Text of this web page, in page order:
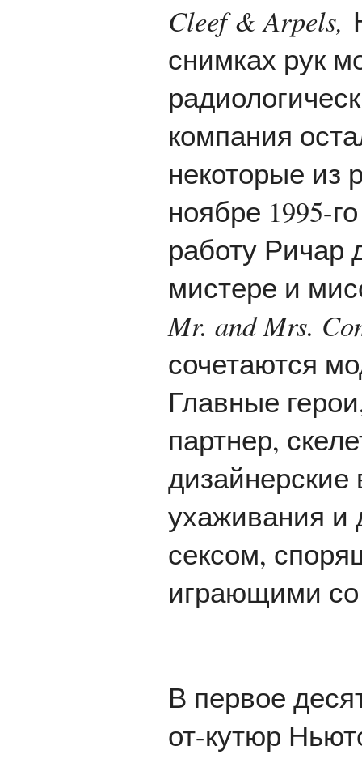
Cleef & Arpels,
снимках рук
компания
некоторые из
ноябре 1995-
работу Ричар
мистере и
Mr. and Mrs.
сочетаются
Главные
партнер,
ухаживания
сексом,
играющими
В первое
от-кутюр